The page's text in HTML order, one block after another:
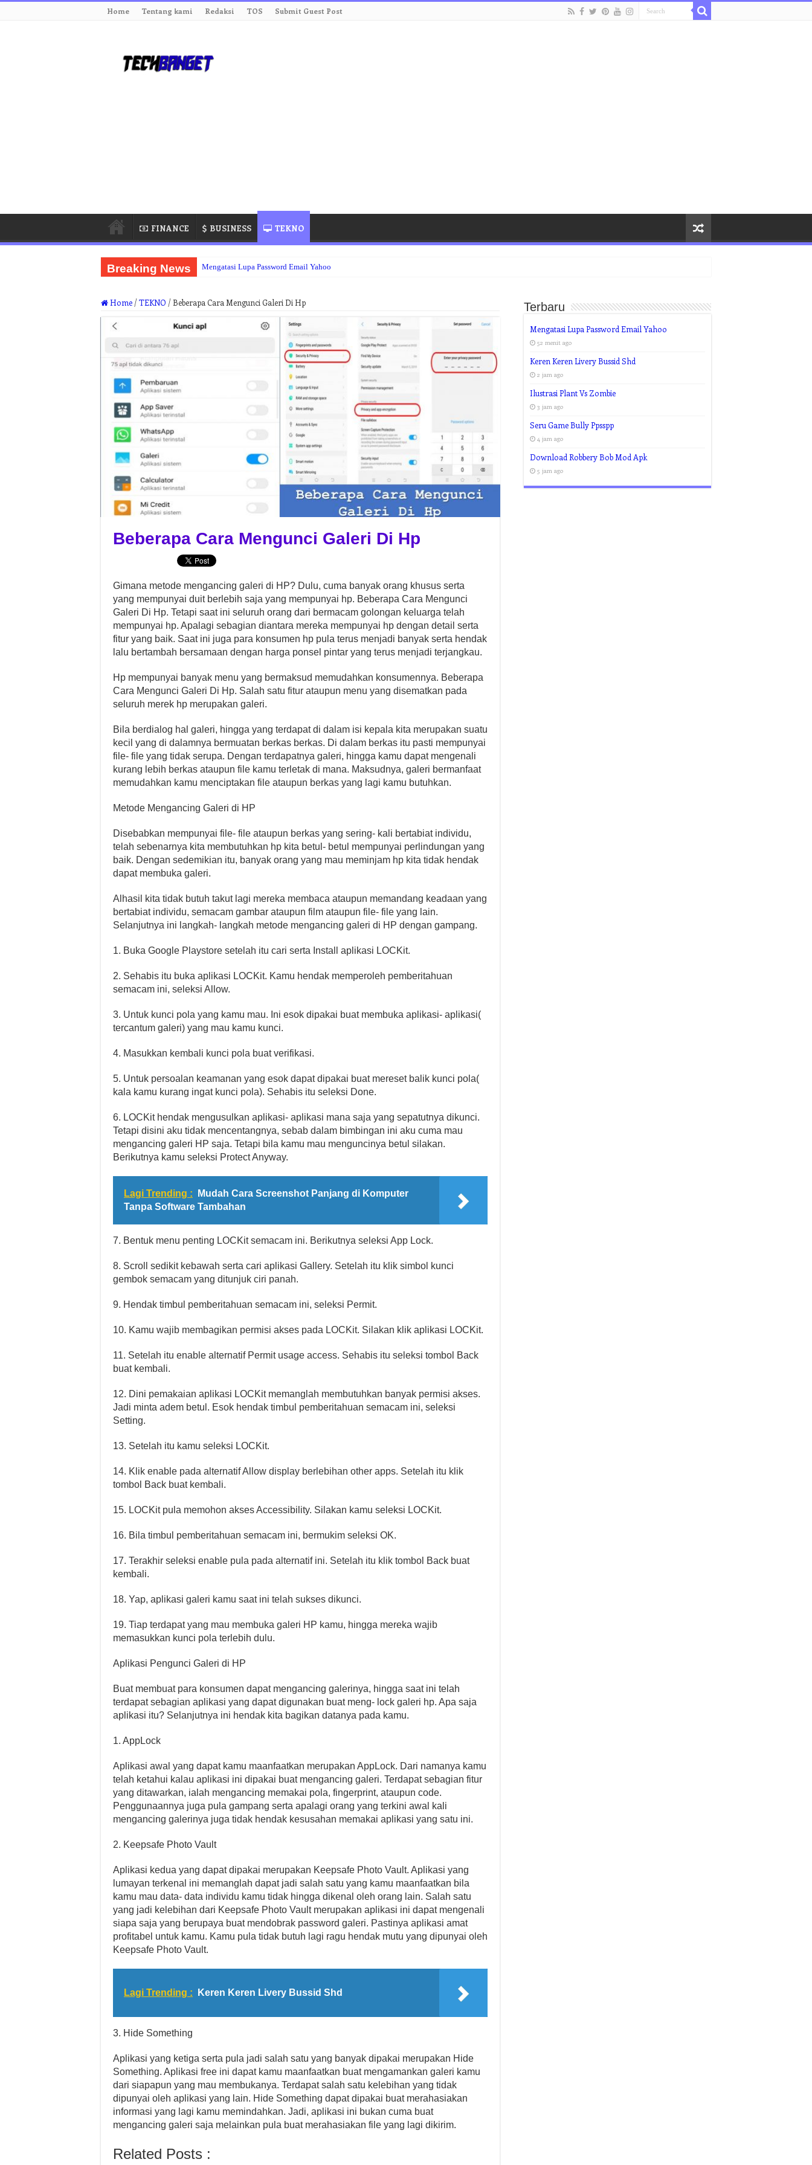
Home Tentang kami Redaksi TOS Submit Guest Post
FINANCE BUSINESS TEKNO
Breaking News Mengatasi Lupa Password Email Yahoo
Home /TEKNO /Beberapa Cara Mengunci Galeri Di Hp
Beberapa Cara Mengunci Galeri Di Hp
Gimana metode mengancing galeri di HP? Dulu, cuma banyak orang khusus serta
yang mempunyai duit berlebih saja yang mempunyai hp. Beberapa Cara Mengunci
Galeri Di Hp. Tetapi saat ini seluruh orang dari bermacam golongan keluarga telah
mempunyai hp. Apalagi sebagian diantara mereka mempunyai hp dengan detail serta
fitur yang baik. Saat ini juga para konsumen hp pula terus menjadi banyak serta hendak
lalu bertambah bersamaan dengan harga ponsel pintar yang terus menjadi terjangkau.
Hp mempunyai banyak menu yang bermaksud memudahkan konsumennya. Beberapa
Cara Mengunci Galeri Di Hp. Salah satu fitur ataupun menu yang disematkan pada
seluruh merek hp merupakan galeri.
Bila berdialog hal galeri, hingga yang terdapat di dalam isi kepala kita merupakan suatu
kecil yang di dalamnya bermuatan berkas berkas. Di dalam berkas itu pasti mempunyai
file- file yang tidak serupa. Dengan terdapatnya galeri, hingga kamu dapat mengenali
kurang lebih berkas ataupun file kamu terletak di mana. Maksudnya, galeri bermanfaat
memudahkan kamu menciptakan file ataupun berkas yang lagi kamu butuhkan.
Metode Mengancing Galeri di HP
Disebabkan mempunyai file- file ataupun berkas yang sering- kali bertabiat individu,
telah sebenarnya kita membutuhkan hp kita betul- betul mempunyai perlindungan yang
baik. Dengan sedemikian itu, banyak orang yang mau meminjam hp kita tidak hendak
dapat membuka galeri.
Alhasil kita tidak butuh takut lagi mereka membaca ataupun memandang keadaan yang
bertabiat individu, semacam gambar ataupun film ataupun file- file yang lain.
Selanjutnya ini langkah- langkah metode mengancing galeri di HP dengan gampang.
1. Buka Google Playstore setelah itu cari serta Install aplikasi LOCKit.
2. Sehabis itu buka aplikasi LOCKit. Kamu hendak memperoleh pemberitahuan
semacam ini, seleksi Allow.
3. Untuk kunci pola yang kamu mau. Ini esok dipakai buat membuka aplikasi- aplikasi(
tercantum galeri) yang mau kamu kunci.
4. Masukkan kembali kunci pola buat verifikasi.
5. Untuk persoalan keamanan yang esok dapat dipakai buat mereset balik kunci pola(
kala kamu kurang ingat kunci pola). Sehabis itu seleksi Done.
6. LOCKit hendak mengusulkan aplikasi- aplikasi mana saja yang sepatutnya dikunci.
Tetapi disini aku tidak mencentangnya, sebab dalam bimbingan ini aku cuma mau
mengancing galeri HP saja. Tetapi bila kamu mau menguncinya betul silakan.
Berikutnya kamu seleksi Protect Anyway.
Lagi Trending :
Mudah Cara Screenshot Panjang di Komputer
Tanpa Software Tambahan
7. Bentuk menu penting LOCKit semacam ini. Berikutnya seleksi App Lock.
8. Scroll sedikit kebawah serta cari aplikasi Gallery. Setelah itu klik simbol kunci
gembok semacam yang ditunjuk ciri panah.
9. Hendak timbul pemberitahuan semacam ini, seleksi Permit.
10. Kamu wajib membagikan permisi akses pada LOCKit. Silakan klik aplikasi LOCKit.
11. Setelah itu enable alternatif Permit usage access. Sehabis itu seleksi tombol Back
buat kembali.
12. Dini pemakaian aplikasi LOCKit memanglah membutuhkan banyak permisi akses.
Jadi minta adem betul. Esok hendak timbul pemberitahuan semacam ini, seleksi
Setting.
13. Setelah itu kamu seleksi LOCKit.
14. Klik enable pada alternatif Allow display berlebihan other apps. Setelah itu klik
tombol Back buat kembali.
15. LOCKit pula memohon akses Accessibility. Silakan kamu seleksi LOCKit.
16. Bila timbul pemberitahuan semacam ini, bermukim seleksi OK.
17. Terakhir seleksi enable pula pada alternatif ini. Setelah itu klik tombol Back buat
kembali.
18. Yap, aplikasi galeri kamu saat ini telah sukses dikunci.
19. Tiap terdapat yang mau membuka galeri HP kamu, hingga mereka wajib
memasukkan kunci pola terlebih dulu.
Aplikasi Pengunci Galeri di HP
Buat membuat para konsumen dapat mengancing galerinya, hingga saat ini telah
terdapat sebagian aplikasi yang dapat digunakan buat meng- lock galeri hp. Apa saja
aplikasi itu? Selanjutnya ini hendak kita bagikan datanya pada kamu.
1. AppLock
Aplikasi awal yang dapat kamu maanfaatkan merupakan AppLock. Dari namanya kamu
telah ketahui kalau aplikasi ini dipakai buat mengancing galeri. Terdapat sebagian fitur
yang ditawarkan, ialah mengancing memakai pola, fingerprint, ataupun code.
Penggunaannya juga pula gampang serta apalagi orang yang terkini awal kali
mengancing galerinya juga tidak hendak kesusahan memakai aplikasi yang satu ini.
2. Keepsafe Photo Vault
Aplikasi kedua yang dapat dipakai merupakan Keepsafe Photo Vault. Aplikasi yang
lumayan terkenal ini memanglah dapat jadi salah satu yang kamu maanfaatkan bila
kamu mau data- data individu kamu tidak hingga dikenal oleh orang lain. Salah satu
yang jadi kelebihan dari Keepsafe Photo Vault merupakan aplikasi ini dapat mengenali
siapa saja yang berupaya buat mendobrak password galeri. Pastinya aplikasi amat
profitabel untuk kamu. Kamu pula tidak butuh lagi ragu hendak mutu yang dipunyai oleh
Keepsafe Photo Vault.
Lagi Trending : Keren Keren Livery Bussid Shd
3. Hide Something
Aplikasi yang ketiga serta pula jadi salah satu yang banyak dipakai merupakan Hide
Something. Aplikasi free ini dapat kamu maanfaatkan buat mengamankan galeri kamu
dari siapapun yang mau membukanya. Terdapat salah satu kelebihan yang tidak
dipunyai oleh aplikasi yang lain. Hide Something dapat dipakai buat merahasiakan
informasi yang lagi kamu memindahkan. Jadi, aplikasi ini bukan cuma buat
mengancing galeri saja melainkan pula buat merahasiakan file yang lagi dikirim.
Related Posts :
Terbaru
Mengatasi Lupa Password Email Yahoo
52 menit ago
Keren Keren Livery Bussid Shd
2 jam ago
Ilustrasi Plant Vs Zombie
3 jam ago
Seru Game Bully Ppsspp
4 jam ago
Download Robbery Bob Mod Apk
5 jam ago